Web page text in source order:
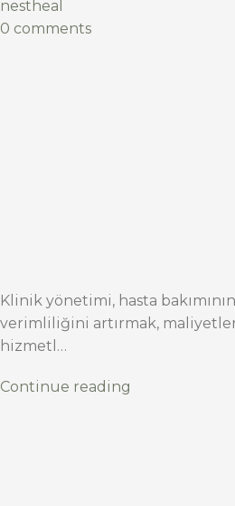
nestheal
0 comments
Klinik yönetimi, hasta
verimliliğini artırmak,
hizmetl…
Continue reading